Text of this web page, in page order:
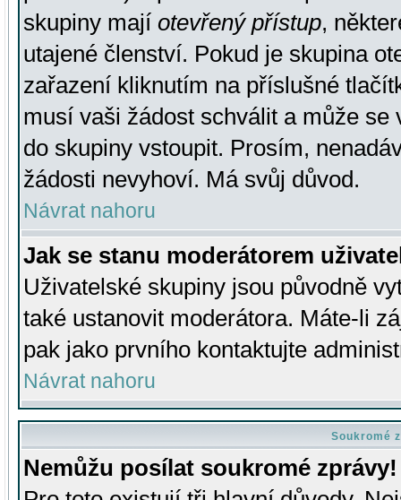
skupiny mají otevřený přístup,
utajené členství. Pokud je skupina
zařazení kliknutím na příslušné
musí vaši žádost schválit a může se
do skupiny vstoupit. Prosím,
žádosti nevyhoví. Má svůj důvod.
Návrat nahoru
Jak se stanu moderátorem
Uživatelské skupiny jsou původně
také ustanovit moderátora. Máte-li
pak jako prvního kontaktujte
Návrat nahoru
Soukromé
Nemůžu posílat soukromé zprávy!